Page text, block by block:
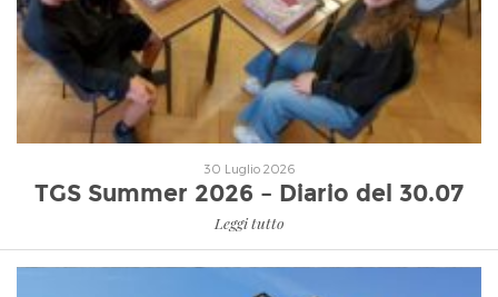
Leggi tutto
30 Luglio 2026
TGS Summer 2026 – Diario del 30.07
Leggi tutto